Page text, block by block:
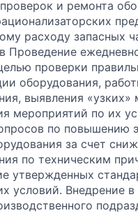
и ремонта
расходу запасных
Проведение
проверки
оборудования,
выявления «узких»
мероприятий по их
по повышению
за счет
по техническим
утвержденных
условий. Внедрение в